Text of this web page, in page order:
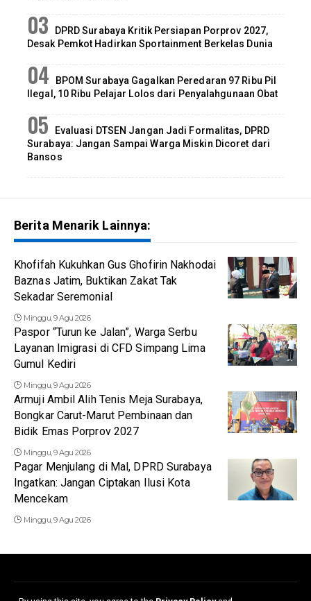
DPRD Surabaya Kritik Persiapan Porprov 2027,
Desak Pemkot Hadirkan Sportainment Berkelas Dunia
BPOM Surabaya Gagalkan Peredaran 97 Ribu Pil
Ilegal, 10 Ribu Pelajar Lolos dari Penyalahgunaan Obat
Evaluasi DTSEN Jangan Jadi Formalitas, DPRD
Surabaya: Jangan Sampai Warga Miskin Dicoret dari
Bansos
Berita Menarik Lainnya:
Khofifah Kukuhkan Gus Ghofirin Nakhodai
Baznas Jatim, Buktikan Zakat Tak
Sekadar Seremonial
Minggu, 9 Agu 2026
Paspor “Turun ke Jalan”, Warga Serbu
Layanan Imigrasi di CFD Simpang Lima
Gumul Kediri
Minggu, 9 Agu 2026
Armuji Ambil Alih Tenis Meja Surabaya,
Bongkar Carut-Marut Pembinaan dan
Bidik Emas Porprov 2027
Minggu, 9 Agu 2026
Pagar Menjulang di Mal, DPRD Surabaya
Ingatkan: Jangan Ciptakan Ilusi Kota
Mencekam
Minggu, 9 Agu 2026